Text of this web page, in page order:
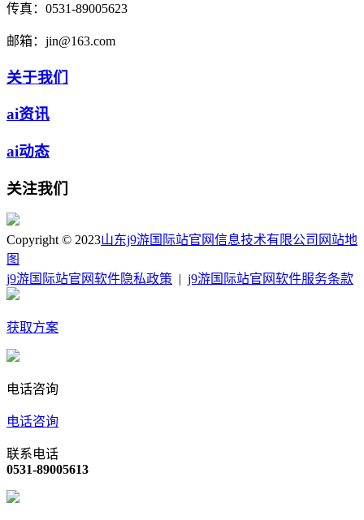
传真： 0531-89005623
邮箱： jin@163.com
关于我们
ai资讯
ai动态
关注我们
Copyright © 2023山东j9游国际站官网信息技术有限公司 网站地
图
j9游国际站官网软件隐私政策
j9游国际站官网软件服务条款
获取方案
电话咨询
电话咨询
联系电话
0531-89005613